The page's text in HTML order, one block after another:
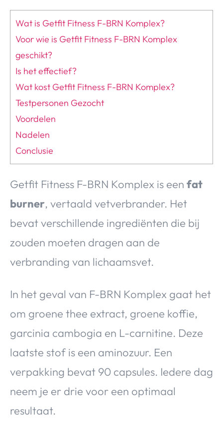
Wat is Getfit Fitness F-BRN Komplex?
Voor wie is Getfit Fitness F-BRN Komplex
geschikt?
Is het effectief?
Wat kost Getfit Fitness F-BRN Komplex?
Testpersonen Gezocht
Voordelen
Nadelen
Conclusie
Getfit Fitness F-BRN Komplex is een fat
burner, vertaald vetverbrander. Het
bevat verschillende ingrediënten die bij
zouden moeten dragen aan de
verbranding van lichaamsvet.
In het geval van F-BRN Komplex gaat het
om groene thee extract, groene koffie,
garcinia cambogia en L-carnitine. Deze
laatste stof is een aminozuur. Een
verpakking bevat 90 capsules. Iedere dag
neem je er drie voor een optimaal
resultaat.